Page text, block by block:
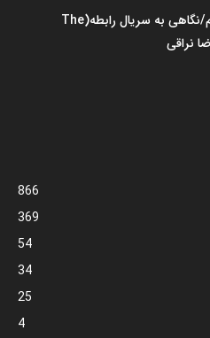
آرام می گیریم/نگاهی به سریال رابطه(The
866
369
54
34
25
4